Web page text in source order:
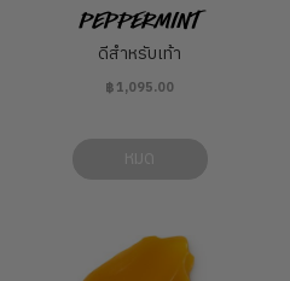
Peppermint
ดีสำหรับเท้า
฿1,095.00